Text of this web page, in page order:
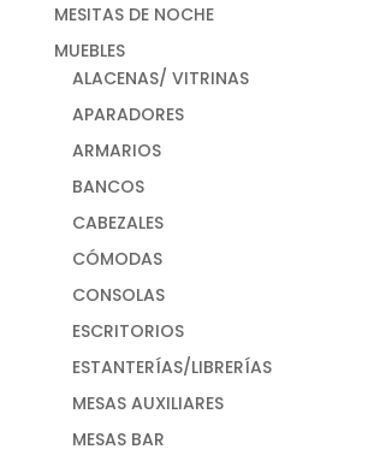
MESITAS DE NOCHE
MUEBLES
ALACENAS/ VITRINAS
APARADORES
ARMARIOS
BANCOS
CABEZALES
CÓMODAS
CONSOLAS
ESCRITORIOS
ESTANTERÍAS/LIBRERÍAS
MESAS AUXILIARES
MESAS BAR